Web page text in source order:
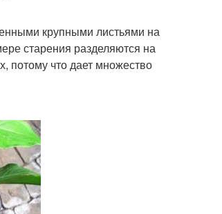
крупными листьями на
старения разделяются на
потому что дает множество